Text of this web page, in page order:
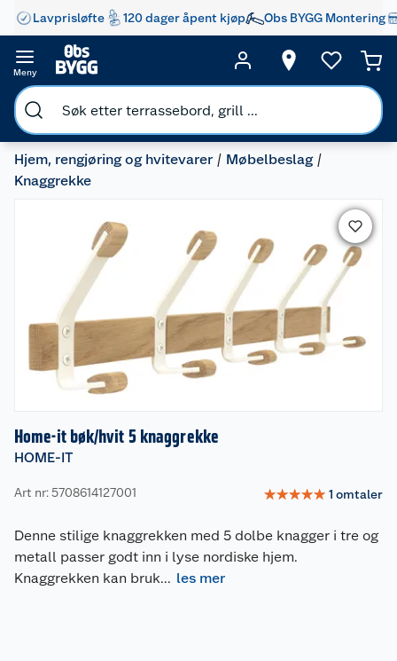
Lavprisløfte 120 dager åpent kjøp Obs BYGG Montering
Meny
Hjem, rengjøring og hvitevarer
Møbelbeslag
Knaggrekke
Home-it bøk/hvit 5 knaggrekke
HOME-IT
Art nr: 5708614127001 ☆☆☆☆☆ 1 omtaler
Denne stilige knaggrekken med 5 dolbe knagger i tre og
metall passer godt inn i lyse nordiske hjem.
Knaggrekken kan bruk... les mer